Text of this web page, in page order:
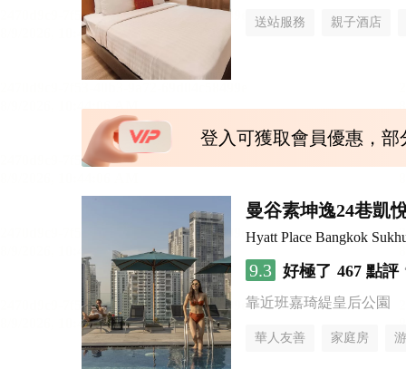
送站服務 親子酒店
登入可獲取會員優惠，
曼谷素坤逸24巷凱
Hyatt Place Bangkok
9.3 好極了 467 點評
靠近班嘉琦緹皇后公園
華人友善 家庭房